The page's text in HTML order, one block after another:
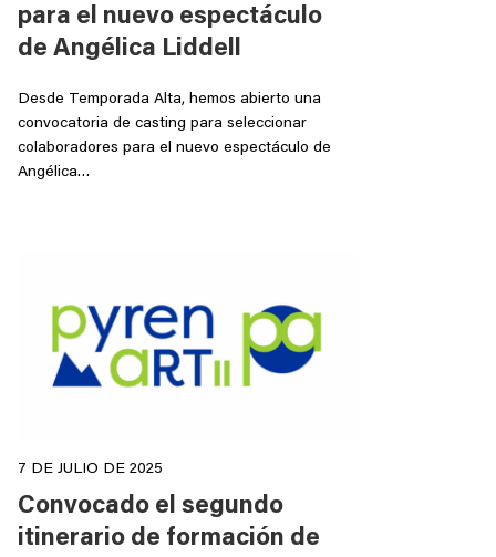
para el nuevo espectáculo
de Angélica Liddell
Desde Temporada Alta, hemos abierto una
convocatoria de casting para seleccionar
colaboradores para el nuevo espectáculo de
Angélica…
7 DE JULIO DE 2025
Convocado el segundo
itinerario de formación de